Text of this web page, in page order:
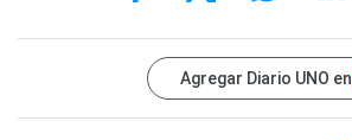
Agregar Diario UNO en